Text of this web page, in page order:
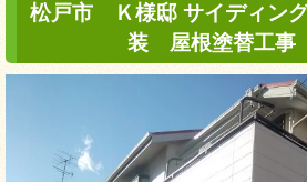
松戸市 Ｋ様邸 サイディン
装 屋根塗替工